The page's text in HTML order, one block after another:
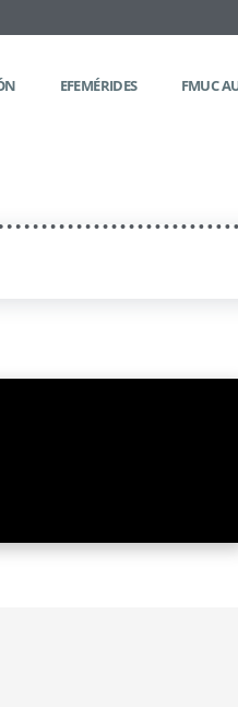
EFEMÉRIDES FMUC